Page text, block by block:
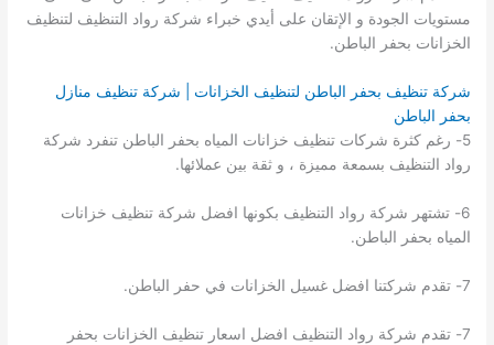
مستويات الجودة و الإتقان على أيدي خبراء شركة رواد التنظيف لتنظيف
الخزانات بحفر الباطن.
شركة تنظيف بحفر الباطن لتنظيف الخزانات | شركة تنظيف منازل
بحفر الباطن
5- رغم كثرة شركات تنظيف خزانات المياه بحفر الباطن تنفرد شركة
رواد التنظيف بسمعة مميزة ، و ثقة بين عملائها.
6- تشتهر شركة رواد التنظيف بكونها افضل شركة تنظيف خزانات
المياه بحفر الباطن.
7- تقدم شركتنا افضل غسيل الخزانات في حفر الباطن.
7- تقدم شركة رواد التنظيف افضل اسعار تنظيف الخزانات بحفر